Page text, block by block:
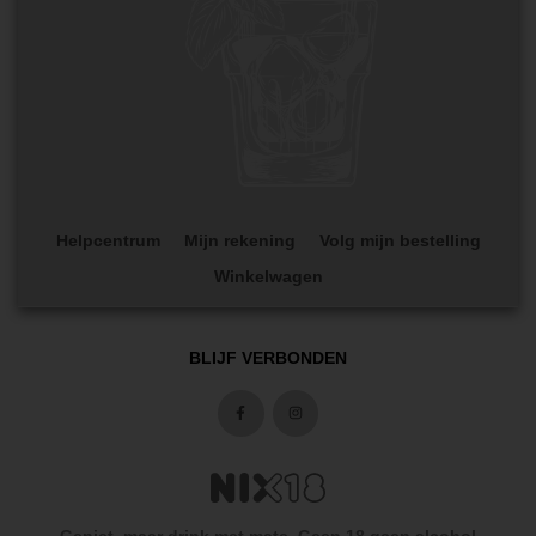
Helpcentrum Mijn rekening
Volg mijn bestelling
Winkelwagen
BLIJF VERBONDEN